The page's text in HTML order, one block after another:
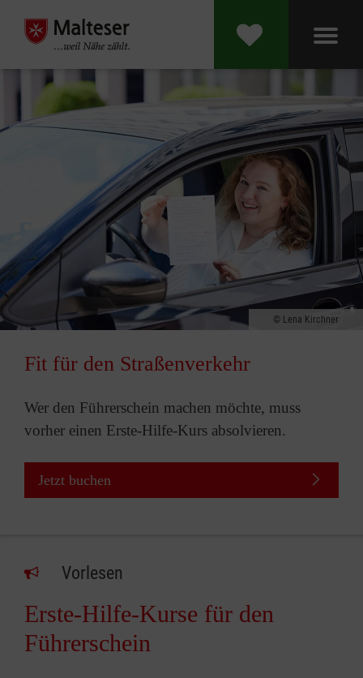
Lena Kirchner
Fit für den Straßenverkehr
Wer den Führerschein machen möchte, muss
vorher einen Erste-Hilfe-Kurs absolvieren.
Jetzt buchen
Vorlesen
Erste-Hilfe-Kurse für den
Führerschein